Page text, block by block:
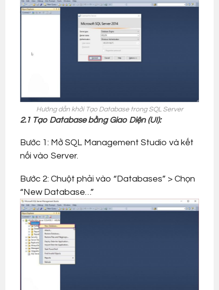
Hướng dẫn khởi Tạo Database trong SQL Server
2.1 Tạo Database bằng Giao Diện (UI):
Bước 1: Mở SQL Management Studio và kết
nối vào Server.
Bước 2: Chuột phải vào “Databases” > Chọn
“New Database…”